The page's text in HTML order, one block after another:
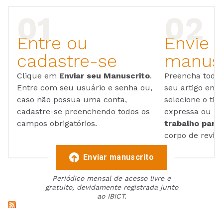
Entre ou
cadastre-se
Clique em Enviar seu Manuscrito.
Entre com seu usuário e senha ou,
caso não possua uma conta,
cadastre-se preenchendo todos os
campos obrigatórios.
Envie
Preencha
seu artigo em
selecione o
expressa ou
trabalho para
corpo de
Enviar manuscrito
Periódico mensal de acesso livre e
gratuito, devidamente registrada junto
ao IBICT.